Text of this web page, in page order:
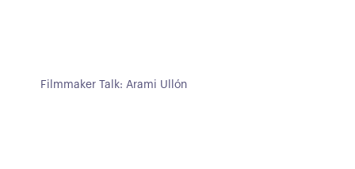
Filmmaker Talk: Arami Ullón